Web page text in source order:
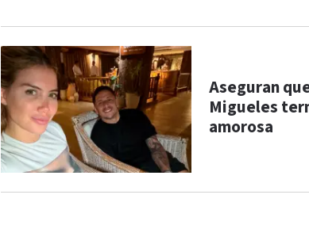
Aseguran
Migueles
amorosa